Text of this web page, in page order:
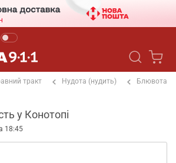
тракт Нудота (нудить) Блювота
у Конотопі
18:45